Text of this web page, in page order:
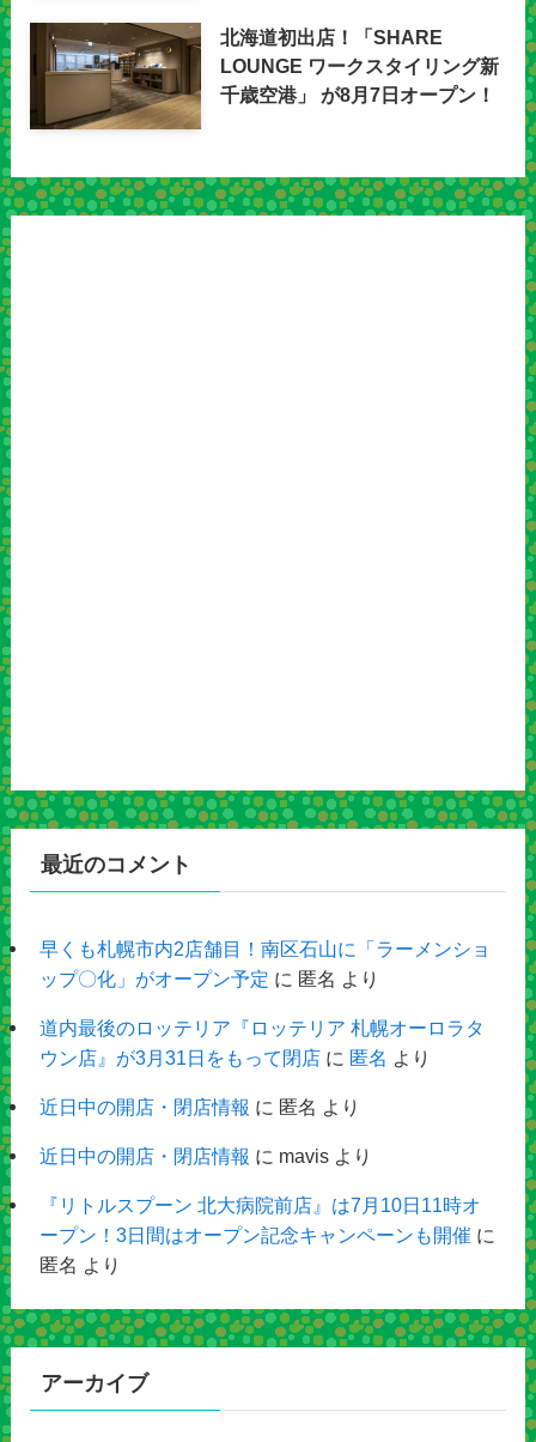
北海道初出店！「SHARE
LOUNGE ワークスタイリング新
千歳空港」 が8月7日オープン！
最近のコメント
早くも札幌市内2店舗目！南区石山に「ラーメンショ
ップ〇化」がオープン予定 に 匿名 より
道内最後のロッテリア『ロッテリア 札幌オーロラタ
ウン店』が3月31日をもって閉店に 匿名 より
近日中の開店・閉店情報 に 匿名 より
近日中の開店・閉店情報 に mavisより
『リトルスプーン 北大病院前店』は7月10日11時オ
ープン！3日間はオープン記念キャンペーンも開催 に
匿名 より
アーカイブ